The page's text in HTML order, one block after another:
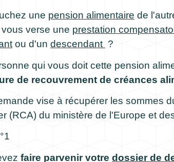
une pension alimentaire de
verse une prestation
ou d'un descendant ?
qui vous doit cette pension
de recouvrement de créances
vise à récupérer les sommes
(RCA) du ministère de l'Europe et
faire parvenir votre dossier de